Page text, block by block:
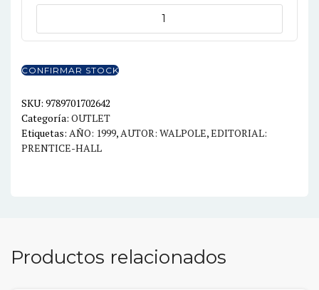
PARA
6ED
cantidad
CONFIRMAR STOCK
SKU: 9789701702642
Categoría: OUTLET
Etiquetas: AÑO: 1999, AUTOR: WALPOLE,EDITORIAL:
PRENTICE-HALL
Productos relacionados